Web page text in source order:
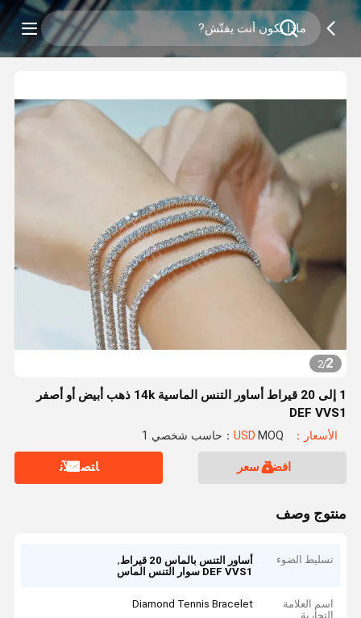
2
/
2
1 إلى 20 قيراط أساور التنس الماسية 14k ذهب أبيض أو أصفر
DEF VVS1
الأسعار：USD MOQ：حاسب شخصي 1
افضل سعر ﺎﺘﺼﻟ ﺍﻶﻧ
منتوج وصف
تسليط الضوء أساور التنس بالماس 20 قيراط
,
DEF VVS1 سوار التنس الماس
اسم العلامة
التجارية
Diamond Tennis Bracelet